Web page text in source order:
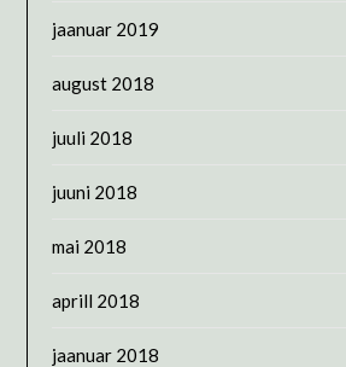
jaanuar 2019
august 2018
juuli 2018
juuni 2018
mai 2018
aprill 2018
jaanuar 2018